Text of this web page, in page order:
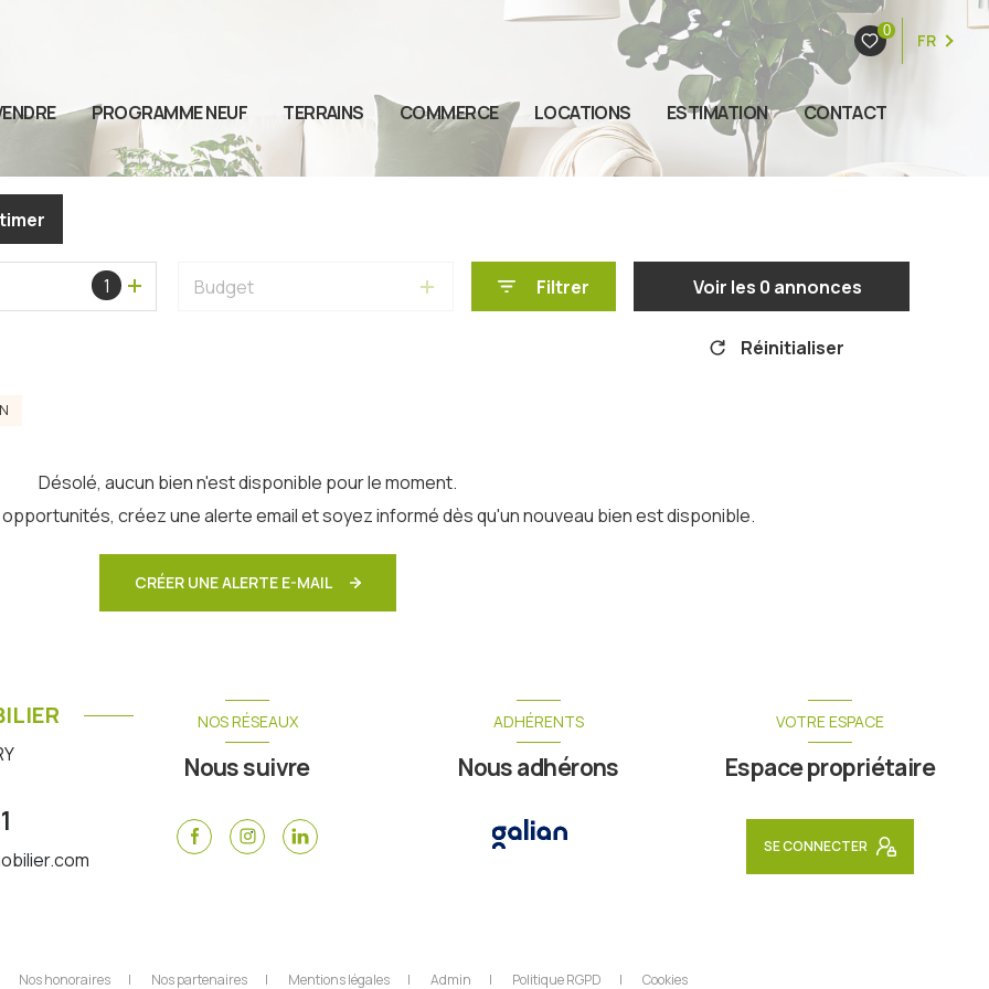
0 FR
PROGRAMME NEUF TERRAINS COMMERCE LOCATIONS ESTIMATION CONTACT
1 Budget Filtrer Voir les 0 annonces
Réinitialiser
Désolé, aucun bien n'est disponible pour le moment.
créez une alerte email et soyez informé dès qu'un nouveau bien est disponible.
CRÉER UNE ALERTE E-MAIL
NOS RÉSEAUX
Nous suivre
ADHÉRENTS
Nous adhérons
VOTRE ESPACE
Espace propriétaire
SE CONNECTER
Nos honoraires Nos partenaires Mentions légales Admin Politique RGPD Cookies